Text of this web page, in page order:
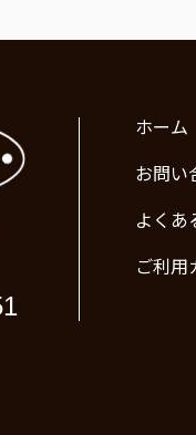
ホーム
お問い
よくあ
ご利用